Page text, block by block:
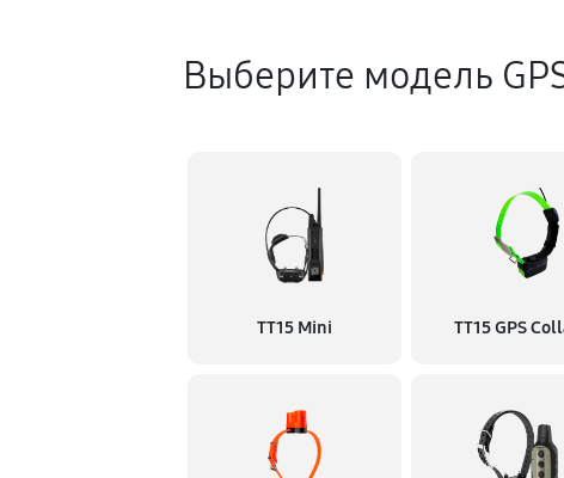
Выберите модель
TT15 Mini TT15 GPS